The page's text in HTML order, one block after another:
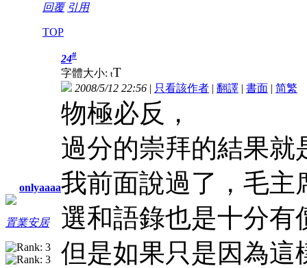
回覆 引用
TOP
onlyaaaa
置業安居
24#
字體大小: tT
2008/5/12 22:56 | 只看該作者 | 翻譯 | 書面 | 简繁
物極必反，
過分的崇拜的結果就
我前面說過了，毛主
選和語錄也是十分有
但是如果只是因為這